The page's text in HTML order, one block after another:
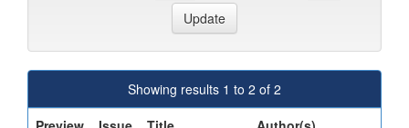
Showing results 1 to 2 of 2